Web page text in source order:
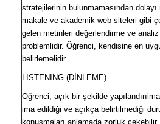
stratejilerinin bulunmamasından dolayı
makale ve akademik web siteleri gibi
gelen metinleri değerlendirme ve
problemlidir. Öğrenci, kendisine en
belirlemelidir.
LISTENING (DİNLEME)
Öğrenci, açık bir şekilde
ima edildiği ve açıkça belirtilmediği
konuşmaları anlamada zorluk çekebilir.